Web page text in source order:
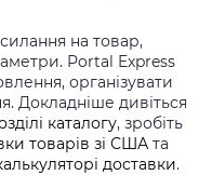
на товар,
Portal Express
організувати
Докладніше дивіться
каталогу, зробіть
товарів зі США та
доставки.